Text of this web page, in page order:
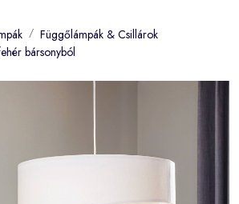
Függőlámpák & Csillárok
bársonyból